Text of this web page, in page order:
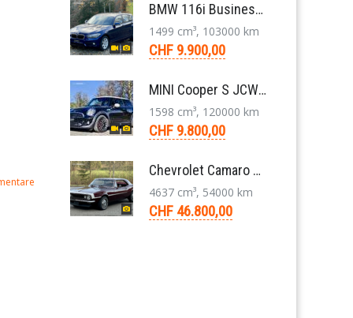
BMW 116i Business 1er F20 Limousine 1.5 6-Gang 2016
1499 cm³, 103000 km
CHF 9.900,00
MINI Cooper S JCW R56 N14 Kleinwagen 6-Gang 2011
1598 cm³, 120000 km
CHF 9.800,00
Chevrolet Camaro Coupé 1. Generation V8 Aut. 1967
4637 cm³, 54000 km
CHF 46.800,00